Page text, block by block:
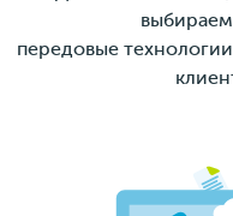
передовые